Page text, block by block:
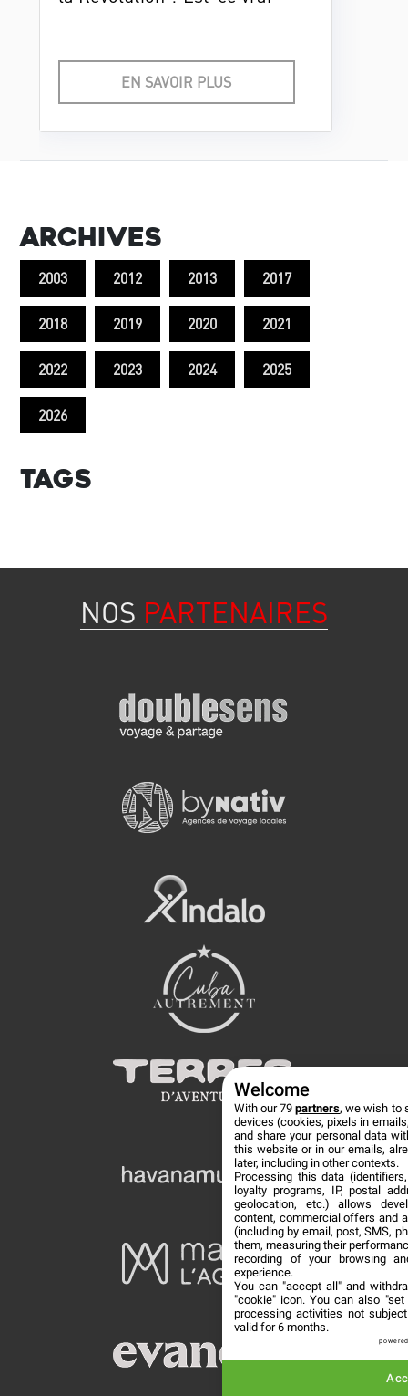
réussi à mettre un terme aux
préjugés et aux stéréotypes
EN SAVOIR PLUS
Archives
2003 2012 2013 2017
2018 2019 2020 2021
2022 2023 2024 2025
2026
Tags
NOS PARTENAIRES
Welcome
With our 79partners, we wish to
devices (cookies, pixels in
and share your personal data
this website or in our emails,
later, including in other contexts.
Processing this data
loyalty programs, IP, postal
geolocation, etc.) allows
content, commercial offers and
(including by email, post, SMS,
them, measuring their
recording of your browsing
experience.
You can "accept all" and
"cookie" icon. You can also
processing activities not
valid for 6 months.